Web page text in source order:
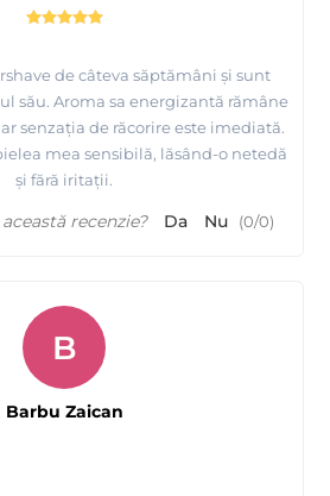
de câteva săptămâni și sunt
său. Aroma sa energizantă rămâne
senzația de răcorire este imediată.
mea sensibilă, lăsând-o netedă
și fără iritații.
recenzie? Da Nu (0/0)
B
Barbu Zaican